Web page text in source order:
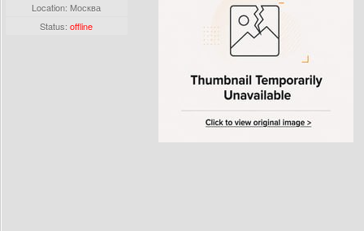
Location: Москва
Status:offline